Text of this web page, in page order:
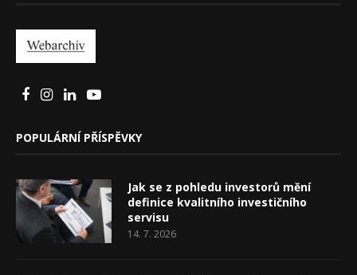
POPULÁRNÍ PŘÍSPĚVKY
Jak se z pohledu investorů mění
definice kvalitního investičního
servisu
14. 7. 2026